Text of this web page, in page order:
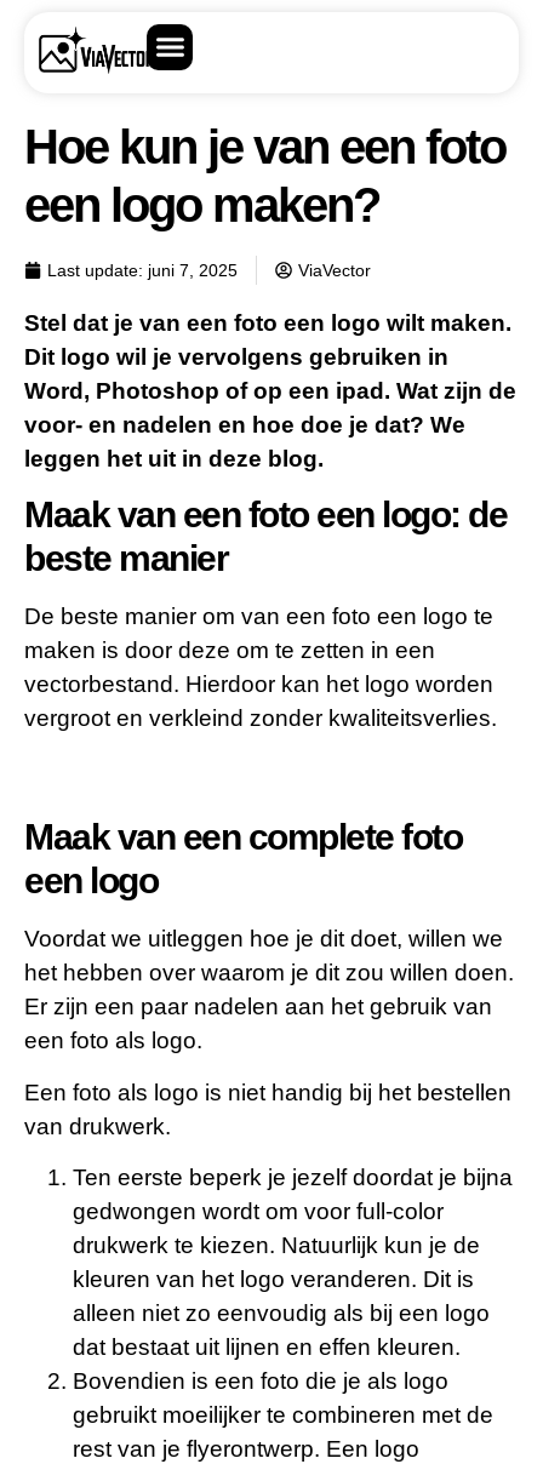
Hoe kun je van een foto
een logo maken?
Last update: juni 7, 2025 ViaVector
Stel dat je van een foto een logo wilt maken.
Dit logo wil je vervolgens gebruiken in
Word, Photoshop of op een ipad. Wat zijn de
voor- en nadelen en hoe doe je dat? We
leggen het uit in deze blog.
Maak van een foto een logo: de
beste manier
De beste manier om van een foto een logo te
maken is door deze om te zetten in een
vectorbestand. Hierdoor kan het logo worden
vergroot en verkleind zonder kwaliteitsverlies.
Maak van een complete foto
een logo
Voordat we uitleggen hoe je dit doet, willen we
het hebben over waarom je dit zou willen doen.
Er zijn een paar nadelen aan het gebruik van
een foto als logo.
Een foto als logo is niet handig bij het bestellen
van drukwerk.
Ten eerste beperk je jezelf doordat je bijna
gedwongen wordt om voor full-color
drukwerk te kiezen. Natuurlijk kun je de
kleuren van het logo veranderen. Dit is
alleen niet zo eenvoudig als bij een logo
dat bestaat uit lijnen en effen kleuren.
Bovendien is een foto die je als logo
gebruikt moeilijker te combineren met de
rest van je flyerontwerp. Een logo